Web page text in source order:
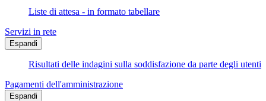
Liste di attesa - in formato tabellare
Servizi in rete
Espandi
Risultati delle indagini sulla soddisfazione da parte degli utenti
Pagamenti dell'amministrazione
Espandi